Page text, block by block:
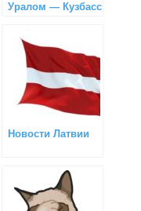
Уралом — Кузбасс
Новости Латвии